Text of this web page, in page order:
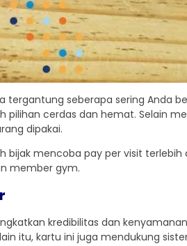
seberapa sering Anda
cerdas dan hemat. Selain
dipakai.
bijak mencoba pay per visit terlebih
member gym.
kredibilitas dan
itu, kartu ini juga mendukung